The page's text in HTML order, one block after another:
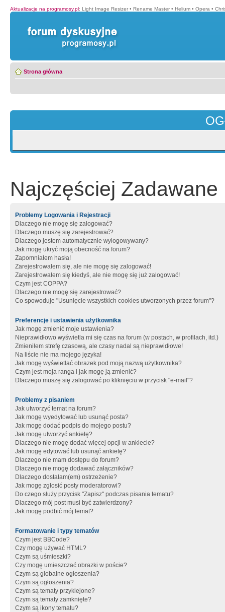
Aktualizacje na programosy.pl: Light Image Resizer • Rename Master • Helium • Opera •
Strona główna
Najczęściej Zadawane
Problemy Logowania i Rejestracji
Dlaczego nie mogę się zalogować?
Dlaczego muszę się zarejestrować?
Dlaczego jestem automatycznie wylogowywany?
Jak mogę ukryć moją obecność na forum?
Zapomniałem hasła!
Zarejestrowałem się, ale nie mogę się zalogować!
Zarejestrowałem się kiedyś, ale nie mogę się już zalogować!
Czym jest COPPA?
Dlaczego nie mogę się zarejestrować?
Co spowoduje "Usunięcie wszystkich cookies utworzonych przez forum"?
Preferencje i ustawienia użytkownika
Jak mogę zmienić moje ustawienia?
Nieprawidłowo wyświetla mi się czas na forum (w postach, w profilach, itd.)
Zmieniłem strefę czasową, ale czasy nadal są nieprawidłowe!
Na liście nie ma mojego języka!
Jak mogę wyświetlać obrazek pod moją nazwą użytkownika?
Czym jest moja ranga i jak mogę ją zmienić?
Dlaczego muszę się zalogować po kliknięciu w przycisk "e-mail"?
Problemy z pisaniem
Jak utworzyć temat na forum?
Jak mogę wyedytować lub usunąć posta?
Jak mogę dodać podpis do mojego postu?
Jak mogę utworzyć ankietę?
Dlaczego nie mogę dodać więcej opcji w ankiecie?
Jak mogę edytować lub usunąć ankietę?
Dlaczego nie mam dostępu do forum?
Dlaczego nie mogę dodawać załączników?
Dlaczego dostałam(em) ostrzeżenie?
Jak mogę zgłosić posty moderatorowi?
Do czego służy przycisk "Zapisz" podczas pisania tematu?
Dlaczego mój post musi być zatwierdzony?
Jak mogę podbić mój temat?
Formatowanie i typy tematów
Czym jest BBCode?
Czy mogę używać HTML?
Czym są uśmieszki?
Czy mogę umieszczać obrazki w poście?
Czym są globalne ogłoszenia?
Czym są ogłoszenia?
Czym są tematy przyklejone?
Czym są tematy zamknięte?
Czym są ikony tematu?